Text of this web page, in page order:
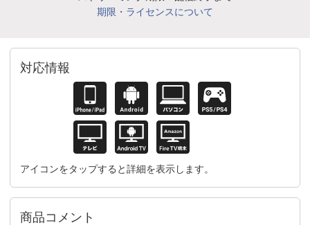
期限・ライセンスについて
対応情報
アイコンをタップすると詳細を表示します。
商品コメント